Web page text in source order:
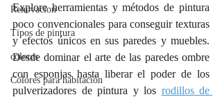
Renovacion
Tipos de pintura
colores
Colores para habitación
Explore herramientas y métodos de pintura
poco convencionales para conseguir texturas
y efectos únicos en sus paredes y muebles.
Desde dominar el arte de las paredes ombre
con esponjas hasta liberar el poder de los
pulverizadores de pintura y los rodillos de